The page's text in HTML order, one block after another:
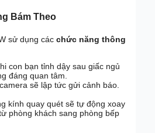
Bám Theo
sử dụng các chức năng thông
con bạn tỉnh dậy sau giấc ngủ
đáng quan tâm.
sẽ lập tức gửi cảnh báo.
kính quay quét sẽ tự động xoay
phòng khách sang phòng bếp